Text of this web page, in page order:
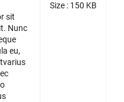
sit
Nunc
eu,
Size : 150 KB